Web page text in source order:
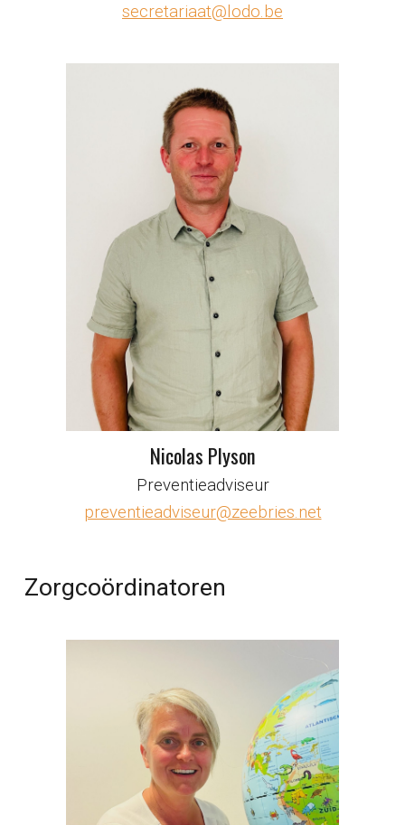
secretariaat@lodo.be
Nicolas Plyson
Preventieadviseur
preventieadviseur@zeebries.net
Zorgcoördinatoren